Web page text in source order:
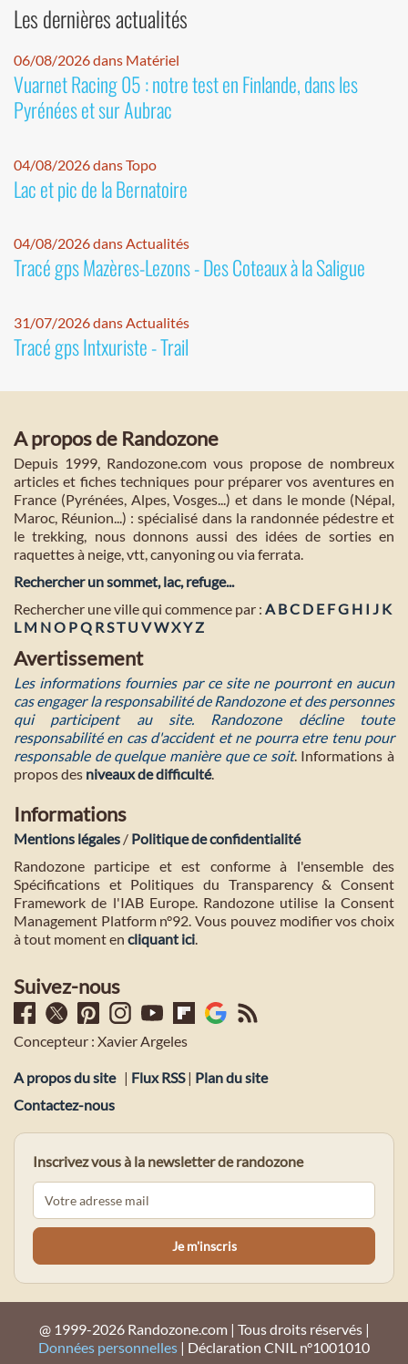
Les dernières actualités
06/08/2026 dans Matériel
Vuarnet Racing 05 : notre test en Finlande, dans les
Pyrénées et sur Aubrac
04/08/2026 dans Topo
Lac et pic de la Bernatoire
04/08/2026 dans Actualités
Tracé gps Mazères-Lezons - Des Coteaux à la Saligue
31/07/2026 dans Actualités
Tracé gps Intxuriste - Trail
A propos de Randozone
Depuis 1999, Randozone.com vous propose de nombreux
articles et fiches techniques pour préparer vos aventures en
France (Pyrénées, Alpes, Vosges...) et dans le monde (Népal,
Maroc, Réunion...) : spécialisé dans la randonnée pédestre et
le trekking, nous donnons aussi des idées de sorties en
raquettes à neige, vtt, canyoning ou via ferrata.
Rechercher un sommet, lac, refuge...
Rechercher une ville qui commence par : A BC D E FG H I J K
L M NO PQ RST U VWXYZ
Avertissement
Les informations fournies par ce site ne pourront en aucun
cas engager la responsabilité de Randozone et des personnes
qui participent au site. Randozone décline toute
responsabilité en cas d'accident et ne pourra etre tenu pour
responsable de quelque manière que ce soit. Informations à
propos des niveaux de difficulté.
Informations
Mentions légales / Politique de confidentialité
Randozone participe et est conforme à l'ensemble des
Spécifications et Politiques du Transparency & Consent
Framework de l'IAB Europe. Randozone utilise la Consent
Management Platform n°92. Vous pouvez modifier vos choix
à tout moment en cliquant ici.
Suivez-nous
Concepteur : Xavier Argeles
A propos du site | Flux RSS| Plan du site
Contactez-nous
Inscrivez vous à la newsletter de randozone
@ 1999-2026 Randozone.com | Tous droits réservés |
Données personnelles | Déclaration CNIL n°1001010